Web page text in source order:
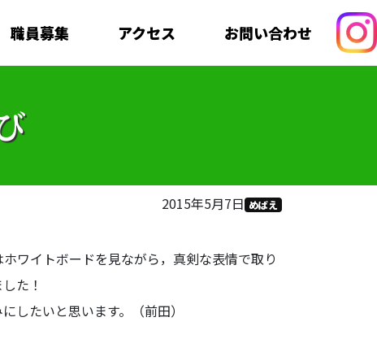
職員募集 アクセス お問い合わせ
2015年5月7日 めばえ
ワイトボードを見ながら，真剣な表情で取り
た！
したいと思います。（前田）